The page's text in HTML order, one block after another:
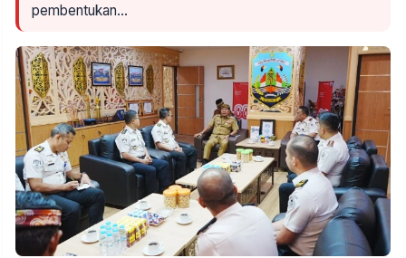
pembentukan…